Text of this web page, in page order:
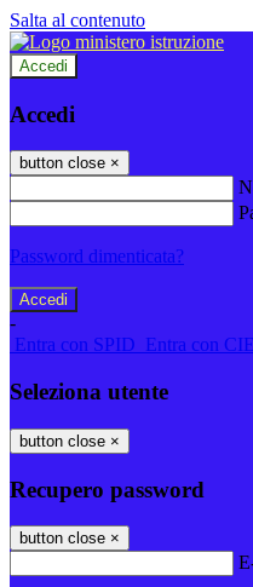
Salta al contenuto
Accedi
Accedi
button close ×
Password dimenticata?
-
Entra con SPID Entra con CIE
Seleziona utente
button close ×
Recupero password
button close ×